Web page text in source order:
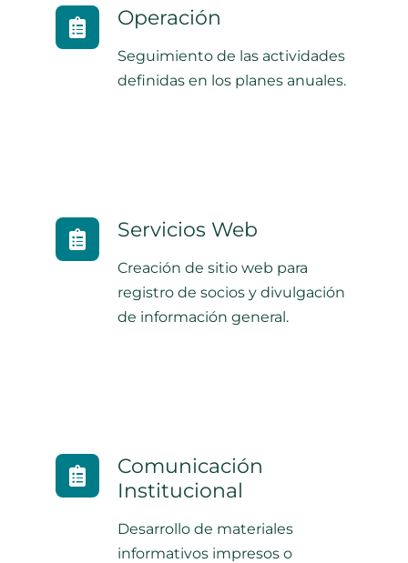
Operación
Seguimiento de las actividades
definidas en los planes anuales.
Servicios Web
Creación de sitio web para
registro de socios y divulgación
de información general.
Comunicación
Institucional
Desarrollo de materiales
informativos impresos o